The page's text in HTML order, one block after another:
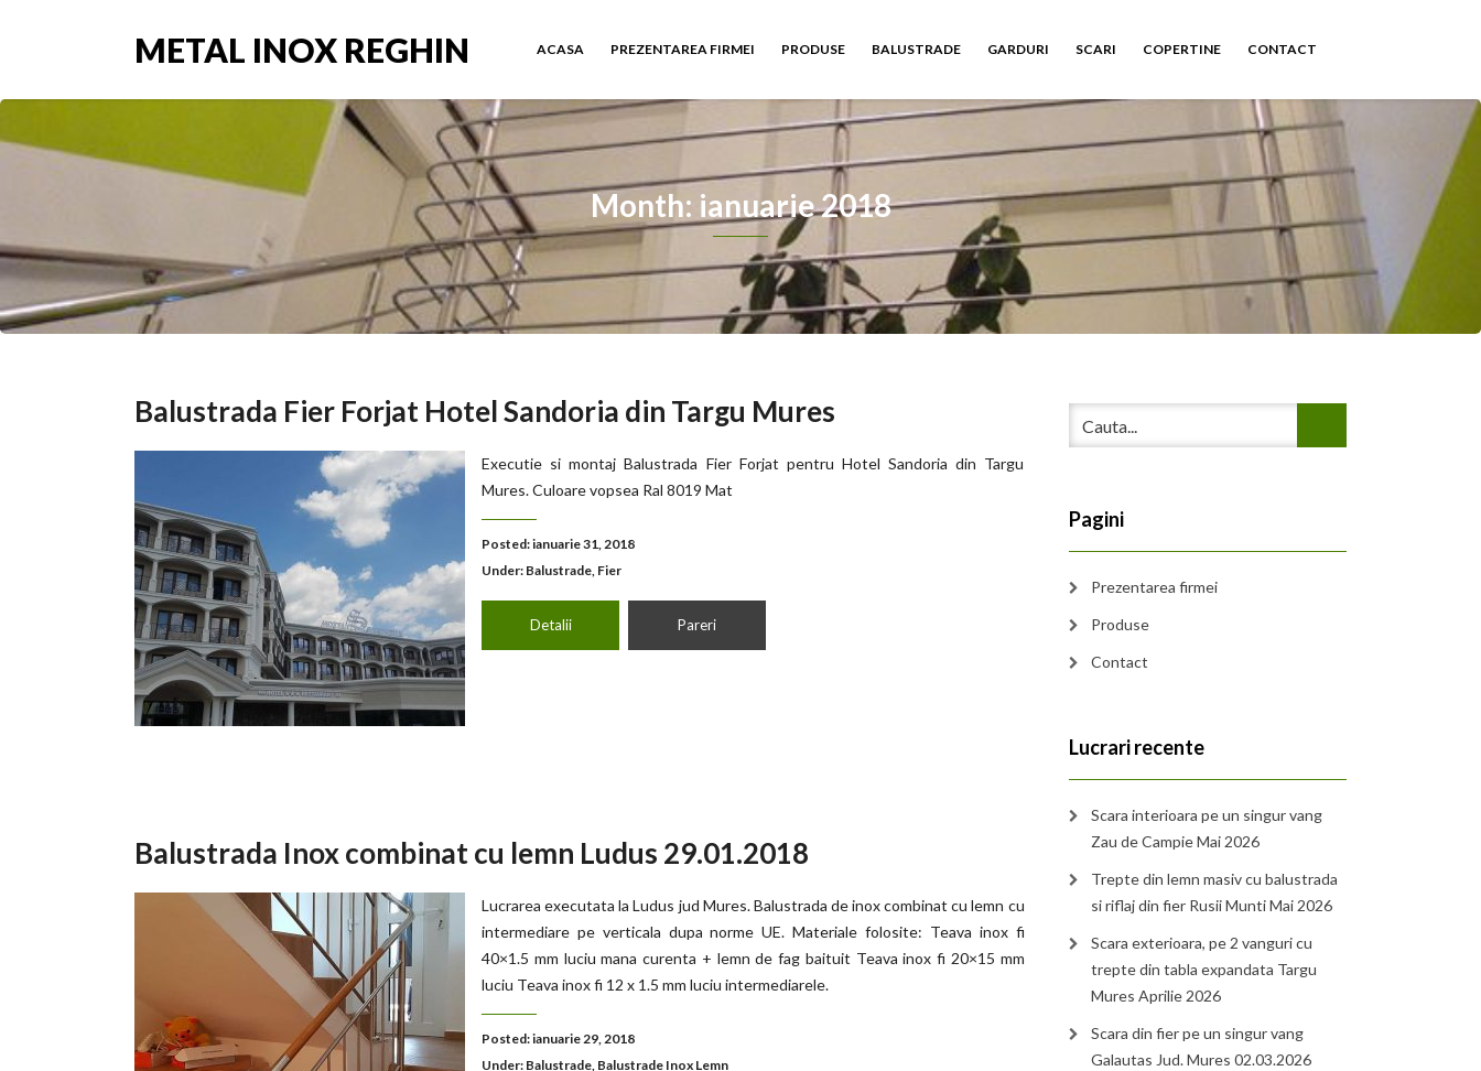
METAL INOX REGHIN ACASA PREZENTAREA FIRMEI PRODUSE BALUSTRADE GARDURI SCARI COPERTINE CONTACT
Month: ianuarie 2018
Balustrada Fier Forjat Hotel Sandoria din Targu Mures
Executie si montaj Balustrada Fier Forjat pentru Hotel Sandoria din Targu
Mures. Culoare vopsea Ral 8019 Mat
Posted: ianuarie 31, 2018
Under: Balustrade, Fier
Detalii Pareri
Balustrada Inox combinat cu lemn Ludus 29.01.2018
Lucrarea executata la Ludus jud Mures. Balustrada de inox combinat cu lemn cu
intermediare pe verticala dupa norme UE. Materiale folosite: Teava inox fi
40×1.5 mm luciu mana curenta + lemn de fag baituit Teava inox fi 20×15 mm
luciu Teava inox fi 12 x 1.5 mm luciu intermediarele.
Posted: ianuarie 29, 2018
Under: Balustrade, Balustrade Inox Lemn
Pagini
Prezentarea firmei
Produse
Contact
Lucrari recente
Scara interioara pe un singur vang
Zau de Campie Mai 2026
Trepte din lemn masiv cu balustrada
si riflaj din fier Rusii Munti Mai 2026
Scara exterioara, pe 2 vanguri cu
trepte din tabla expandata Targu
Mures Aprilie 2026
Scara din fier pe un singur vang
Galautas Jud. Mures 02.03.2026